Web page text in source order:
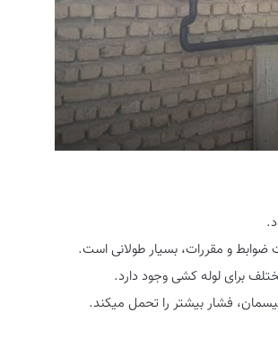
ضوابط و مقررات، بسیار طولانی است.
برای لوله کشی وجود دارد.
فشار بیشتر را تحمل میکند.